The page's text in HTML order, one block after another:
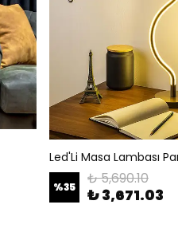
Led'Li Masa Lambası
%35 ₺ 5,690.10
₺ 3,671.03